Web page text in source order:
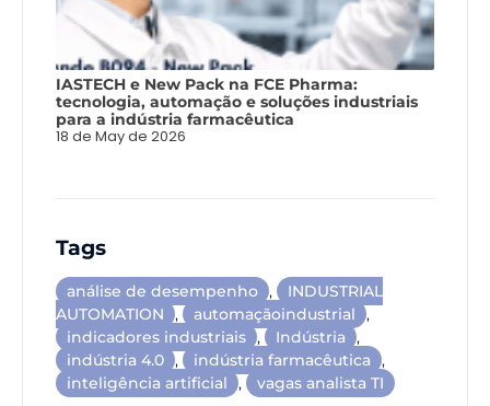
IASTECH e New Pack na FCE Pharma:
tecnologia, automação e soluções industriais
para a indústria farmacêutica
18 de May de 2026
Tags
análise de desempenho ,
INDUSTRIAL
AUTOMATION
, automaçãoindustrial
,
indicadores industriais , Indústria
,
indústria 4.0 , indústria farmacêutica
,
inteligência artificial
, vagas analista TI